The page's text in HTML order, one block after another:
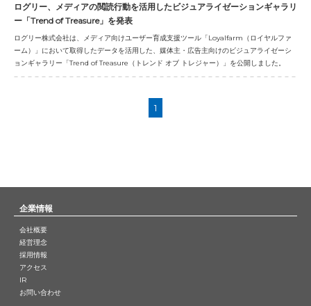
ブログ
事業内容
採用情報
ログリー、メディアの閲読行動を活用したビジュアライゼーションギャラリ
ー「Trend of Treasure」を発表
ログリー株式会社は、メディア向けユーザー育成支援ツール「Loyalfarm（ロイヤルファ
ーム）」において取得したデータを活用した、媒体主・広告主向けのビジュアライゼーシ
ョンギャラリー「Trend of Treasure（トレンド オブ トレジャー）」を公開しました。
1
企業情報
会社概要
経営理念
採用情報
アクセス
IR
お問い合わせ